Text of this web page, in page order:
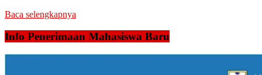
Baca selengkapnya
Info Penerimaan Mahasiswa Baru